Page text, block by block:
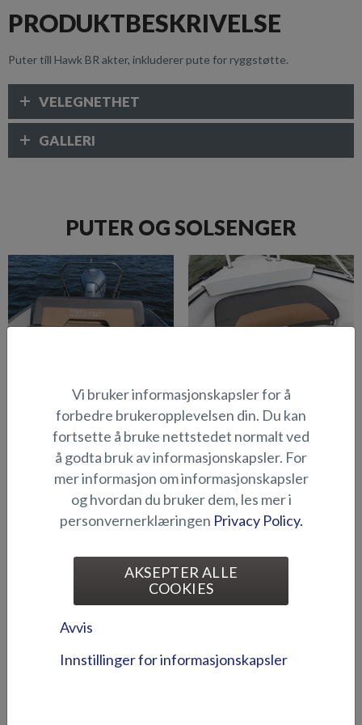
PRODUKTBESKRIVELSE
Puter till Hawk BR akter, inkluderer pute for ryggstøtte.
VELEGNETHET
GALLERI
PUTER OG SOLSENGER
Pute til akter/solseng
(Eagle BR)
Pute til baugen (Beaver BR)
Pute til baugens
løfteplattform (BRX)
Pute til baugens
løfteplattform (Shark BRX)
Vi bruker informasjonskapsler for å
forbedre brukeropplevelsen din. Du kan
fortsette å bruke nettstedet normalt ved
å godta bruk av informasjonskapsler. For
mer informasjon om informasjonskapsler
og hvordan du bruker dem, les mer i
personvernerklæringen Privacy Policy.
AKSEPTER ALLE
COOKIES
Avvis
Innstillinger for informasjonskapsler